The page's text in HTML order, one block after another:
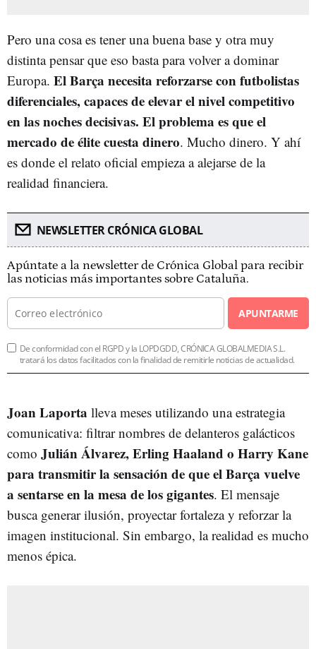
Pero una cosa es tener una buena base y otra muy
distinta pensar que eso basta para volver a dominar
Europa. El Barça necesita reforzarse con futbolistas
diferenciales, capaces de elevar el nivel competitivo
en las noches decisivas. El problema es que el
mercado de élite cuesta dinero. Mucho dinero. Y ahí
es donde el relato oficial empieza a alejarse de la
realidad financiera.
NEWSLETTER CRÓNICA GLOBAL
Apúntate a la newsletter de Crónica Global para recibir
las noticias más importantes sobre Cataluña.
APUNTARME
De conformidad con el RGPD y la LOPDGDD, CRÓNICA GLOBALMEDIA S.L.
tratará los datos facilitados con la finalidad de remitirle noticias de actualidad.
Joan Laporta lleva meses utilizando una estrategia
comunicativa: filtrar nombres de delanteros galácticos
como Julián Álvarez, Erling Haaland o Harry Kane
para transmitir la sensación de que el Barça vuelve
a sentarse en la mesa de los gigantes. El mensaje
busca generar ilusión, proyectar fortaleza y reforzar la
imagen institucional. Sin embargo, la realidad es mucho
menos épica.